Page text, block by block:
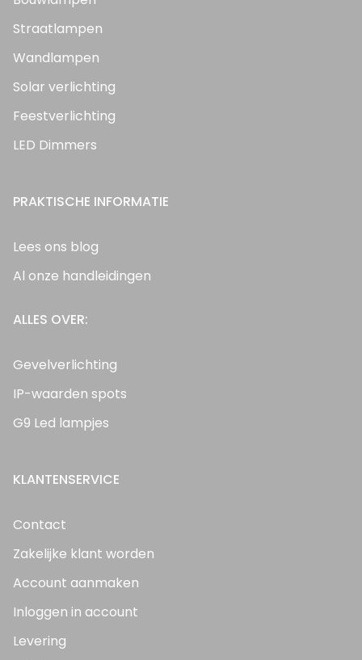
Straatlampen
Wandlampen
Solar verlichting
Feestverlichting
LED Dimmers
PRAKTISCHE INFORMATIE
Lees ons blog
Al onze handleidingen
ALLES OVER:
Gevelverlichting
IP-waarden spots
G9 Led lampjes
KLANTENSERVICE
Contact
Zakelijke klant worden
Account aanmaken
Inloggen in account
Levering